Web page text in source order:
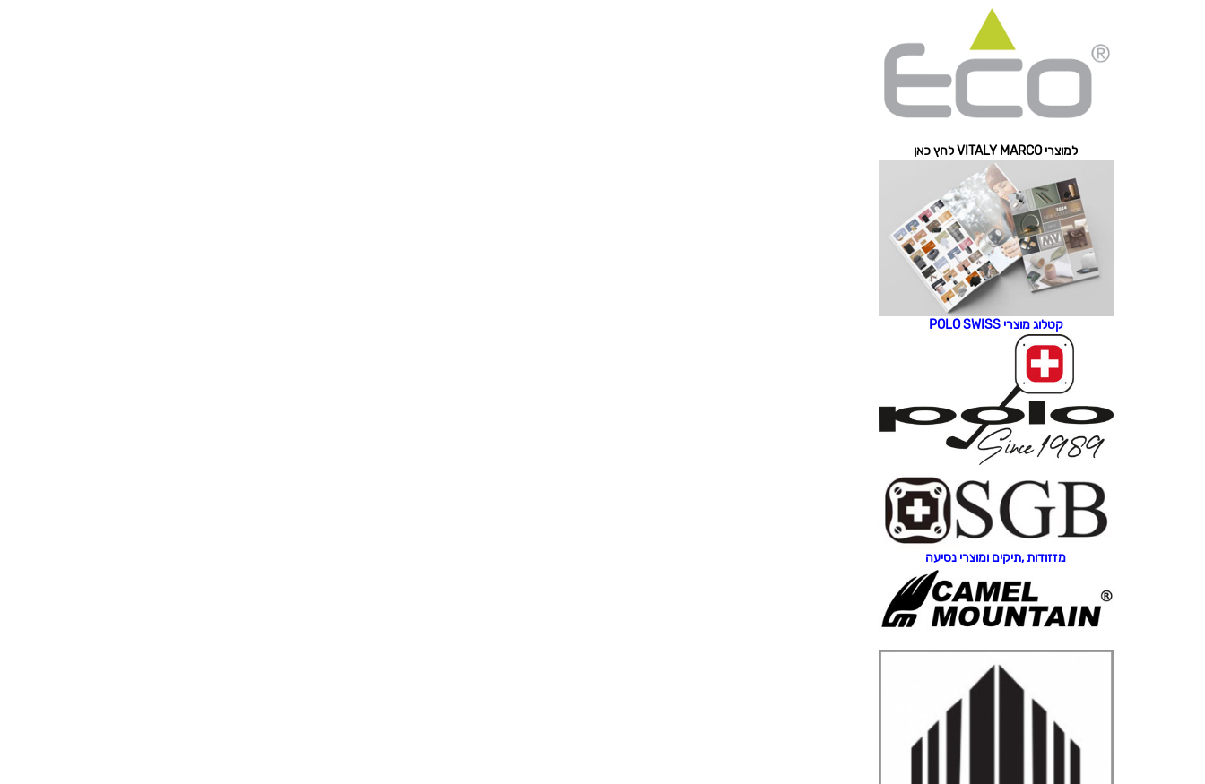
למוצרי VITALY MARCO לחץ כאן
קטלוג מוצרי POLO SWISS
מזזודות ,תיקים ומוצרי נסיעה